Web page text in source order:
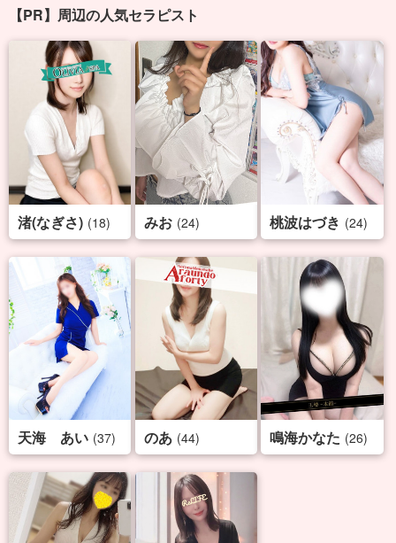
【PR】周辺の人気セラピスト
渚(なぎさ) (18) みお (24) 桃波はづき (24)
天海 あい (37) のあ (44) 鳴海かなた (26)